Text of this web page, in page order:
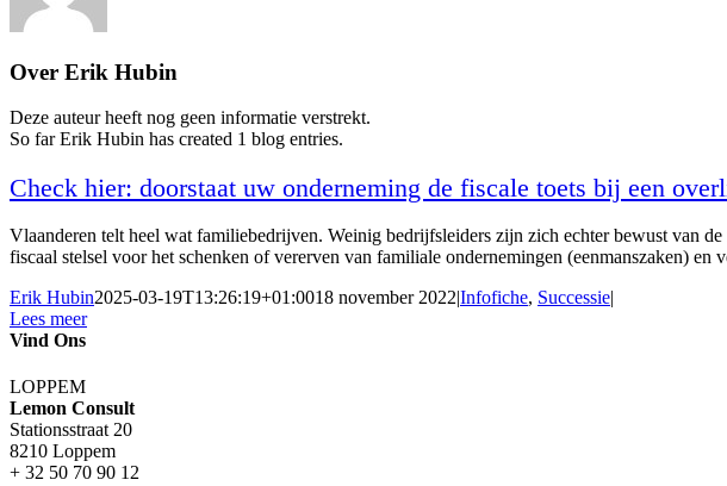
Over Erik Hubin
Deze auteur heeft nog geen informatie verstrekt.
So far Erik Hubin has created 1 blog entries.
Check hier: doorstaat uw onderneming de fiscale toets bij een
Vlaanderen telt heel wat familiebedrijven. Weinig bedrijfsleiders zijn zich echter bewust van
fiscaal stelsel voor het schenken of vererven van familiale ondernemingen (eenmanszaken)
Erik Hubin2025-03-19T13:26:19+01:0018 november 2022|Infofiche, Successie|
Lees meer
Vind Ons
LOPPEM
Lemon Consult
Stationsstraat 20
8210 Loppem
+ 32 50 70 90 12